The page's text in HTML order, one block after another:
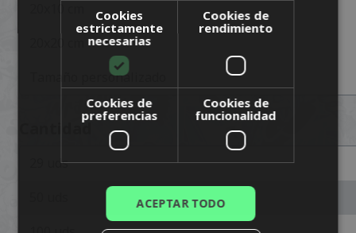
Tamaño personalizado
Cantidad
uds
FINNISH
FRENCH
NORWEGIAN
POLISH
Cookies
estrictamente
necesarias
Cookies de
rendimiento
Cookies de
preferencias
Cookies de
funcionalidad
ACEPTAR TODO